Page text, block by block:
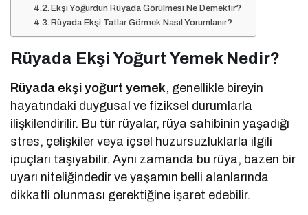
Ekşi Yoğurdun Rüyada Görülmesi Ne Demektir?
Rüyada Ekşi Tatlar Görmek Nasıl Yorumlanır?
Rüyada Ekşi Yoğurt Yemek Nedir?
Rüyada ekşi yoğurt yemek, genellikle bireyin
hayatındaki duygusal ve fiziksel durumlarla
ilişkilendirilir. Bu tür rüyalar, rüya sahibinin yaşadığı
stres, çelişkiler veya içsel huzursuzluklarla ilgili
ipuçları taşıyabilir. Aynı zamanda bu rüya, bazen bir
uyarı niteliğindedir ve yaşamın belli alanlarında
dikkatli olunması gerektiğine işaret edebilir.